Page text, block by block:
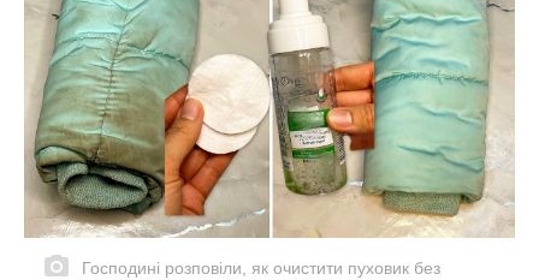
Господині розповіли, як очистити пуховик без